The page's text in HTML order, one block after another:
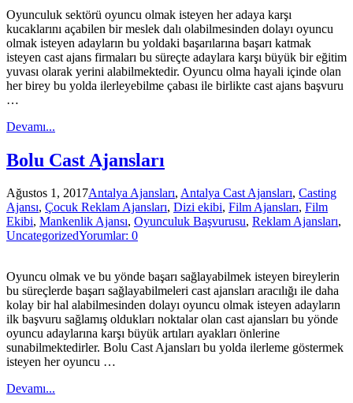
Oyunculuk sektörü oyuncu olmak isteyen her adaya karşı
kucaklarını açabilen bir meslek dalı olabilmesinden dolayı oyuncu
olmak isteyen adayların bu yoldaki başarılarına başarı katmak
isteyen cast ajans firmaları bu süreçte adaylara karşı büyük bir eğitim
yuvası olarak yerini alabilmektedir. Oyuncu olma hayali içinde olan
her birey bu yolda ilerleyebilme çabası ile birlikte cast ajans başvuru
…
Devamı...
Bolu Cast Ajansları
Ağustos 1, 2017Antalya Ajansları, Antalya Cast Ajansları, Casting
Ajansı, Çocuk Reklam Ajansları, Dizi ekibi, Film Ajansları, Film
Ekibi, Mankenlik Ajansı, Oyunculuk Başvurusu, Reklam Ajansları,
UncategorizedYorumlar: 0
Oyuncu olmak ve bu yönde başarı sağlayabilmek isteyen bireylerin
bu süreçlerde başarı sağlayabilmeleri cast ajansları aracılığı ile daha
kolay bir hal alabilmesinden dolayı oyuncu olmak isteyen adayların
ilk başvuru sağlamış oldukları noktalar olan cast ajansları bu yönde
oyuncu adaylarına karşı büyük artıları ayakları önlerine
sunabilmektedirler. Bolu Cast Ajansları bu yolda ilerleme göstermek
isteyen her oyuncu …
Devamı...